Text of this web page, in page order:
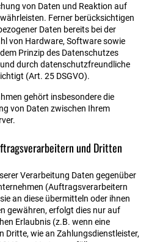
von Daten und Reaktion auf
Ferner berücksichtigen
Daten bereits bei der
von Hardware, Software sowie
Prinzip des Datenschutzes
durch datenschutzfreundliche
(Art. 25 DSGVO).
gehört insbesondere die
von Daten zwischen Ihrem
und Dritten
Verarbeitung Daten gegenüber
(Auftragsverarbeitern
an diese übermitteln oder ihnen
gewähren, erfolgt dies nur auf
Erlaubnis (z.B. wenn eine
Dritte, wie an Zahlungsdienstleister,